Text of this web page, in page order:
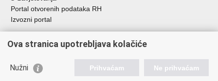
Portal otvorenih podataka RH
Izvozni portal
Pristup informacijama
Agencija za znanost i visoko obrazovanje
Ova stranica upotrebljava kolačiće
Nužni Prihvaćam Ne prihvaćam